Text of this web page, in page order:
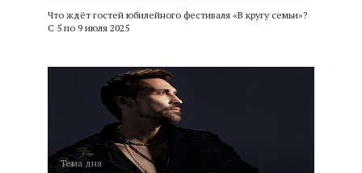
Что ждёт гостей юбилейного фестиваля «В кругу семьи»?
С 5 по 9 июля 2025
Тема дня